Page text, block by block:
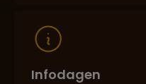
Infodagen